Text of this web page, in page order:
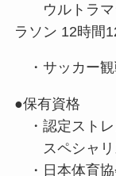
ウルトラマ
ラソン 12時間
・サッカー観
●保有資格
・認定ストレ
スペシャリ
・日本体育協